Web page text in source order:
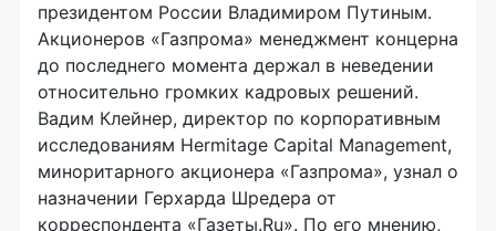
президентом России Владимиром Путиным.
Акционеров «Газпрома» менеджмент концерна
до последнего момента держал в неведении
относительно громких кадровых решений.
Вадим Клейнер, директор по корпоративным
исследованиям Hermitage Capital Management,
миноритарного акционера «Газпрома», узнал о
назначении Герхарда Шредера от
корреспондента «Газеты.Ru». По его мнению,